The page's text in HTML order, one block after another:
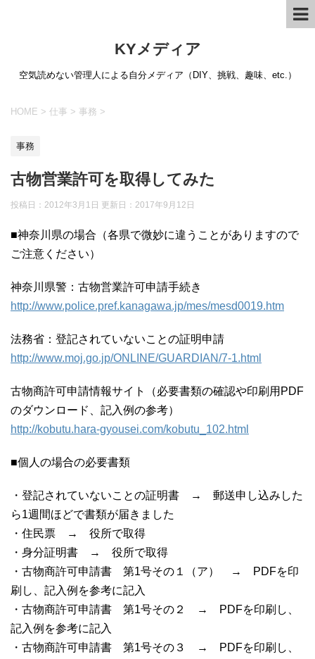
KYメディア
空気読めない管理人による自分メディア（DIY、挑戦、趣味、etc.）
HOME > 仕事 > 事務 >
事務
古物営業許可を取得してみた
投稿日：2012年3月1日 更新日： 2017年9月12日
■神奈川県の場合（各県で微妙に違うことがありますので
ご注意ください）
神奈川県警：古物営業許可申請手続き
http://www.police.pref.kanagawa.jp/mes/mesd0019.htm
法務省：登記されていないことの証明申請
http://www.moj.go.jp/ONLINE/GUARDIAN/7-1.html
古物商許可申請情報サイト（必要書類の確認や印刷用PDF
のダウンロード、記入例の参考）
http://kobutu.hara-gyousei.com/kobutu_102.html
■個人の場合の必要書類
・登記されていないことの証明書 → 郵送申し込みした
ら1週間ほどで書類が届きました
・住民票 → 役所で取得
・身分証明書 → 役所で取得
・古物商許可申請書 第1号その１（ア） → PDFを印
刷し、記入例を参考に記入
・古物商許可申請書 第1号その２ → PDFを印刷し、
記入例を参考に記入
・古物商許可申請書 第1号その３ → PDFを印刷し、